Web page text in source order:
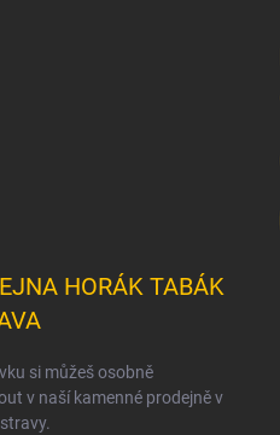
HORÁK TABÁK
si můžeš osobně
v naší kamenné prodejně v